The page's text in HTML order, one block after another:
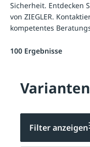
Sicherheit. Entdecken
von ZIEGLER.
kompetentes
100 Ergebnisse
Varianten
Filter anzeigen